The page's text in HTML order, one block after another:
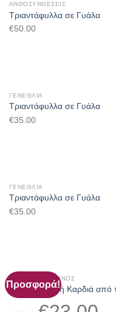
ΑΝΘΟΣΥΝΘΈΣΕΙΣ
Τριαντάφυλλα σε Γυάλα
€50.00
ΓΕΝΈΘΛΙΑ
Τριαντάφυλλα σε Γυάλα
€35.00
ΓΕΝΈΘΛΙΑ
Τριαντάφυλλα σε Γυάλα
€35.00
Προσφορά!
'ΑΓΙΟΣ ΒΑΛΕΝΤΊΝΟΣ
Κόκκινη Μικρή Καρδιά από